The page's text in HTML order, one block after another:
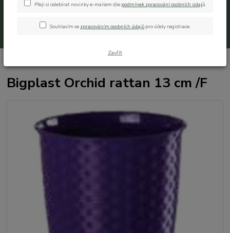
Bigplast Orchid rattan 13 cm /F
Přeji si odebírat novinky e-mailem dle podmínek zpracování osobních údajů.
Souhlasím se zpracováním osobních údajů pro účely registrace.
Zavřít